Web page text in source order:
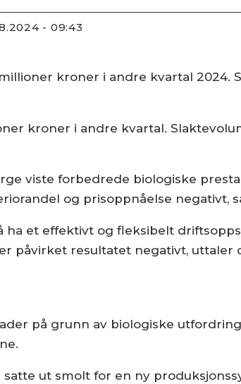
- 09:43
kroner i andre kvartal 2024.
kroner i andre kvartal.
viste forbedrede biologiske
og prisoppnåelse negativt,
ha et effektivt og fleksibelt
påvirket resultatet negativt, uttaler
på grunn av biologiske
ut smolt for en ny